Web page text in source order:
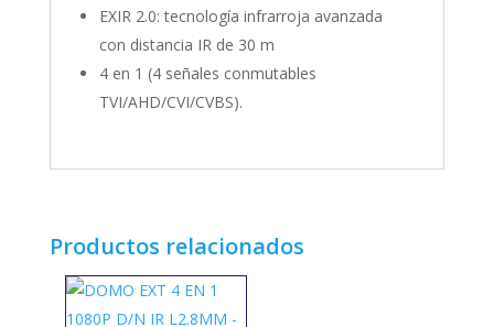
EXIR 2.0: tecnología infrarroja avanzada
con distancia IR de 30 m
4 en 1 (4 señales conmutables
TVI/AHD/CVI/CVBS).
Productos relacionados